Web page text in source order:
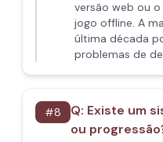
versão web ou
jogo offline. A
última década
problemas de
#8 Q: Existe um
ou